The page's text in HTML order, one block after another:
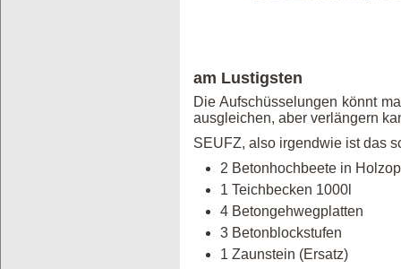
am Lustigsten
Die Aufschüsselungen könnt
ausgleichen, aber verlängern
SEUFZ, also irgendwie ist das
2 Betonhochbeete in
1 Teichbecken 1000l
4 Betongehwegplatten
3 Betonblockstufen
1 Zaunstein (Ersatz)